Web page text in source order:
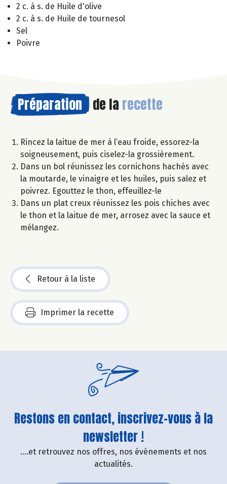
2 c. à s. de Huile d'olive
2 c. à s. de Huile de tournesol
Sel
Poivre
Préparation de la recette
Rincez la laitue de mer à l’eau froide, essorez-la
soigneusement, puis ciselez-la grossièrement.
Dans un bol réunissez les cornichons hachés avec
la moutarde, le vinaigre et les huiles, puis salez et
poivrez. Egouttez le thon, effeuillez-le
Dans un plat creux réunissez les pois chiches avec
le thon et la laitue de mer, arrosez avec la sauce et
mélangez.
Retour à la liste
Imprimer la recette
Restons en contact, inscrivez-vous à la
newsletter !
....et retrouvez nos offres, nos événements et nos
actualités.